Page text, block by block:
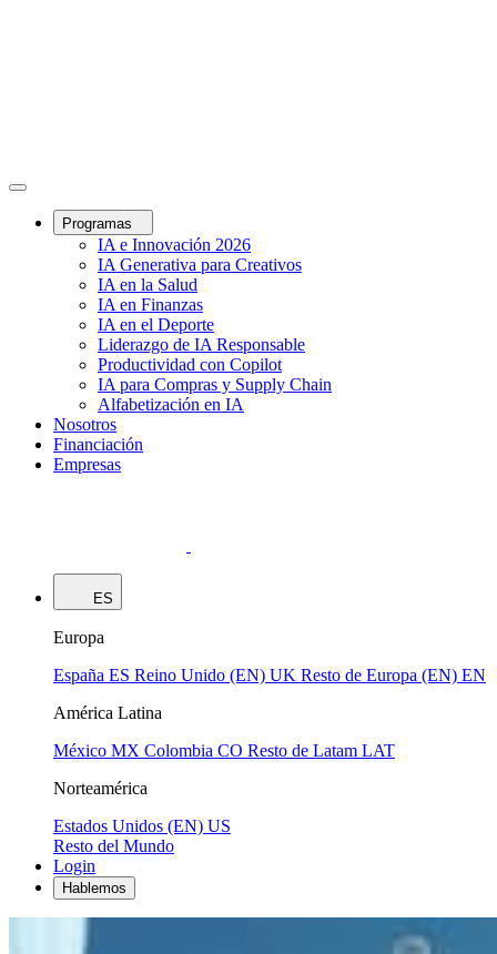
Programas
IA e Innovación 2026
IA Generativa para Creativos
IA en la Salud
IA en Finanzas
IA en el Deporte
Liderazgo de IA Responsable
Productividad con Copilot
IA para Compras y Supply Chain
Alfabetización en IA
Nosotros
Financiación
Empresas
ES
Europa
España ES Reino Unido (EN) UK Resto de Europa (EN) EN
América Latina
México MX Colombia CO Resto de Latam LAT
Norteamérica
Estados Unidos (EN) US
Resto del Mundo
Login
Hablemos